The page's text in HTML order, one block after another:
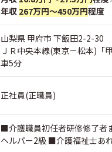
年収 267万円～450万円程度
山梨県 甲府市 下飯田2-2-30
ＪＲ中央本線(東京－松本)「
車5分
正社員(正職員)
■介護職員初任者研修修了者
ヘルパー2級 ■介護福祉士あ